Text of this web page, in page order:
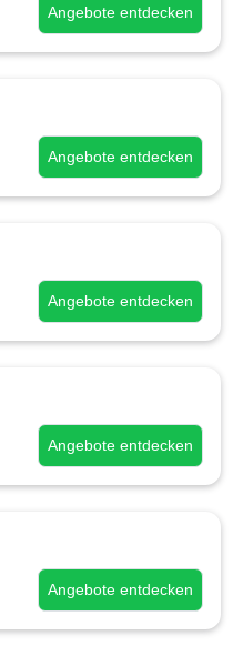
Angebote entdecken
Angebote entdecken
Angebote entdecken
Angebote entdecken
Angebote entdecken